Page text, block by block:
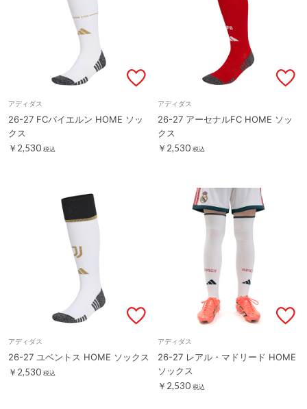
アディダス
26-27 FCバイエルン HOME ソッ
クス
￥2,530 税込
アディダス
26-27 アーセナルFC HOME ソッ
クス
￥2,530 税込
アディダス
26-27 ユベントス HOME ソックス
￥2,530 税込
アディダス
26-27 レアル・マドリード HOME
ソックス
￥2,530 税込